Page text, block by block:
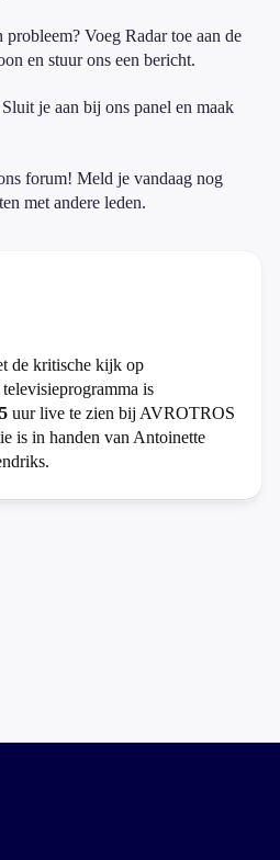
Voeg Radar toe aan de
en stuur ons een bericht.
je aan bij ons panel en maak
forum! Meld je vandaag nog
met andere leden.
de kritische kijk op
is
uur live te zien bij AVROTROS
is in handen van Antoinette